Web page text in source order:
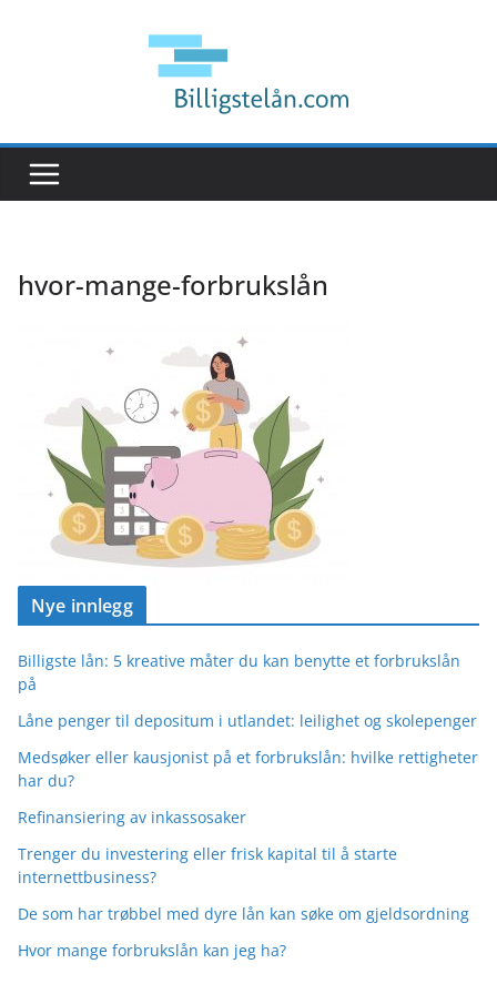
hvor-mange-forbrukslån
Nye innlegg
Billigste lån: 5 kreative måter du kan benytte et forbrukslån
på
Låne penger til depositum i utlandet: leilighet og skolepenger
Medsøker eller kausjonist på et forbrukslån: hvilke rettigheter
har du?
Refinansiering av inkassosaker
Trenger du investering eller frisk kapital til å starte
internettbusiness?
De som har trøbbel med dyre lån kan søke om gjeldsordning
Hvor mange forbrukslån kan jeg ha?